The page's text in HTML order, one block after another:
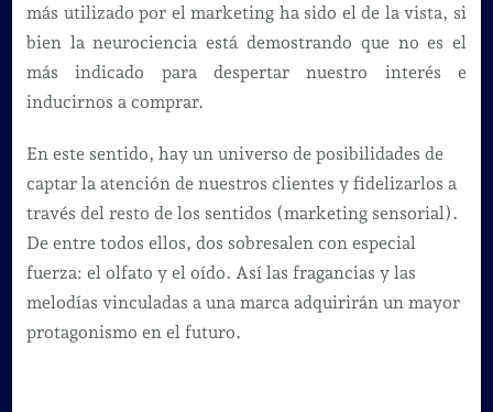
más utilizado por el marketing ha sido el de la vista, si
bien la neurociencia está demostrando que no es el
más indicado para despertar nuestro interés e
inducirnos a comprar.
En este sentido, hay un universo de posibilidades de
captar la atención de nuestros clientes y fidelizarlos a
través del resto de los sentidos (marketing sensorial).
De entre todos ellos, dos sobresalen con especial
fuerza: el olfato y el oído. Así las fragancias y las
melodías vinculadas a una marca adquirirán un mayor
protagonismo en el futuro.